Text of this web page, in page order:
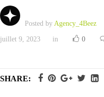
Posted by Agency_4Beez
juillet 9, 2023 in 0
SHARE: